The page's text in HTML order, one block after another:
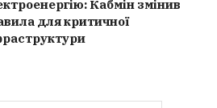
Кабмін змінив
для критичної